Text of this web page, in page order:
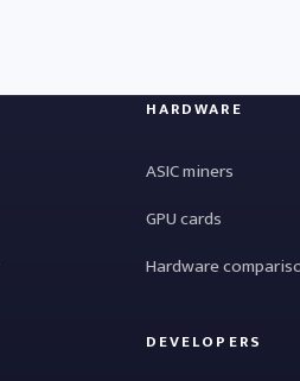
HARDWARE
ASIC miners
GPU cards
Hardware
DEVELOPERS